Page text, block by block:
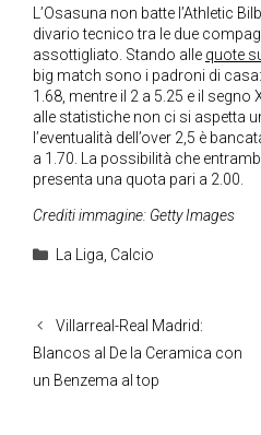
L’Osasuna non batte l’Athletic
divario tecnico tra le due
assottigliato. Stando alle quote
big match sono i padroni di
1.68, mentre il 2 a 5.25 e il segno
alle statistiche non ci si aspetta
l’eventualità dell’over 2,5 è
a 1.70. La possibilità che
presenta una quota pari a 2.00.
Crediti immagine: Getty Images
Categorie
La Liga, Calcio
Villarreal-Real Madrid:
Blancos al De la Ceramica con
un Benzema al top